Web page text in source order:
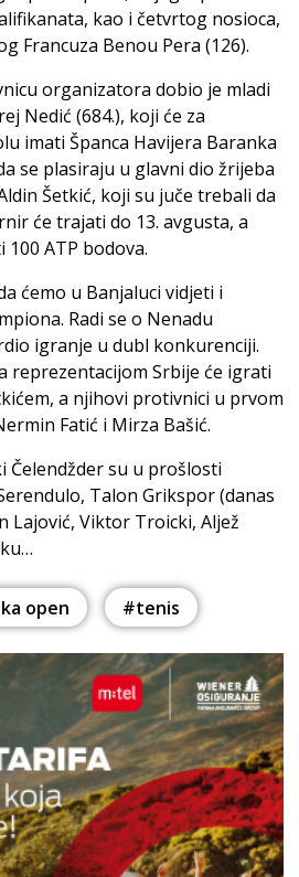
kao i četvrtog nosioca,
Francuza Benou Pera (126).
organizatora dobio je mladi
Nedić (684.), koji će za
imati Španca Havijera Baranka
se plasiraju u glavni dio žrijeba
Šetkić, koji su juče trebali da
će trajati do 13. avgusta, a
ATP bodova.
ćemo u Banjaluci vidjeti i
Radi se o Nenadu
igranje u dubl konkurenciji.
reprezentacijom Srbije će igrati
a njihovi protivnici u prvom
Fatić i Mirza Bašić.
Čelendžder su u prošlosti
Talon Grikspor (danas
Lajović, Viktor Troicki, Aljež
open #tenis